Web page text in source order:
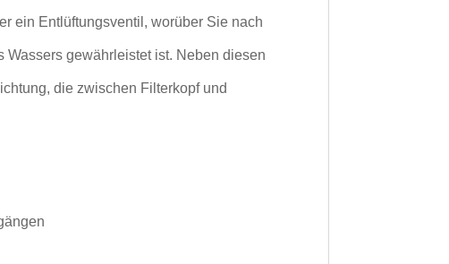
ein Entlüftungsventil, worüber Sie nach
gewährleistet ist. Neben diesen
die zwischen Filterkopf und